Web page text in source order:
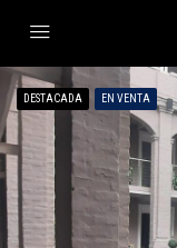
DESTACADA EN VENTA